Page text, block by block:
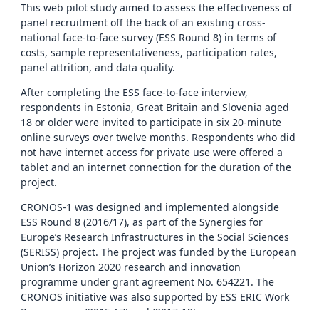
This web pilot study aimed to assess the effectiveness of
panel recruitment off the back of an existing cross-
national face-to-face survey (ESS Round 8) in terms of
costs, sample representativeness, participation rates,
panel attrition, and data quality.
After completing the ESS face-to-face interview,
respondents in Estonia, Great Britain and Slovenia aged
18 or older were invited to participate in six 20-minute
online surveys over twelve months. Respondents who did
not have internet access for private use were offered a
tablet and an internet connection for the duration of the
project.
CRONOS-1 was designed and implemented alongside
ESS Round 8 (2016/17), as part of the Synergies for
Europe’s Research Infrastructures in the Social Sciences
(SERISS) project. The project was funded by the European
Union’s Horizon 2020 research and innovation
programme under grant agreement No. 654221. The
CRONOS initiative was also supported by ESS ERIC Work